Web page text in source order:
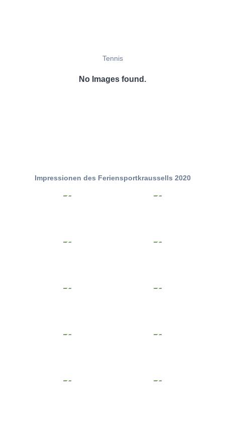
Tennis
No Images found.
Impressionen des Feriensportkraussells 2020